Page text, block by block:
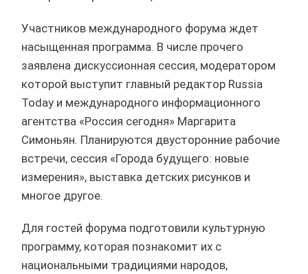
Участников международного форума ждет
насыщенная программа. В числе прочего
заявлена дискуссионная сессия, модератором
которой выступит главный редактор Russia
Today и международного информационного
агентства «Россия сегодня» Маргарита
Симоньян. Планируются двусторонние рабочие
встречи, сессия «Города будущего: новые
измерения», выставка детских рисунков и
многое другое.
Для гостей форума подготовили культурную
программу, которая познакомит их с
национальными традициями народов,